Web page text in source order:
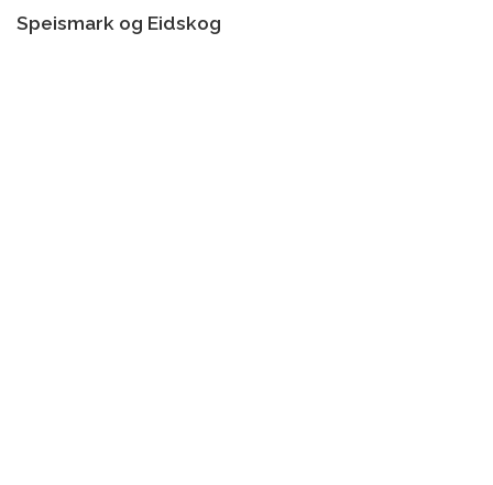
Speismark og Eidskog